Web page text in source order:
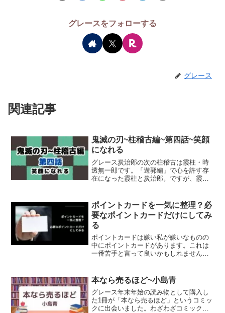
グレースをフォローする
グレース
関連記事
鬼滅の刃~柱稽古編~第四話~笑顔
になれる
グレース炭治郎の次の柱稽古は霞柱・時
透無一郎です。「遊郭編」で心を許す存
在になった霞柱と炭治郎。ですが、霞
のもとで稽古を終えた炭治郎は、鬼殺隊
士と仲を深め、宇髄と改...
ポイントカードを一気に整理？必
要なポイントカードだけにしてみ
る
ポイントカードは嫌い私が嫌いなものの
中にポイントカードがあります。これは
一番苦手と言って良いかもしれません。
まっていたポイントは無効になるし、財
布はパンパンになります。...
本なら売るほど~小島青
グレース年末年始の読み物として購入し
た1冊が「本なら売るほど」というコミッ
クに出会いました。わざわざコミックと